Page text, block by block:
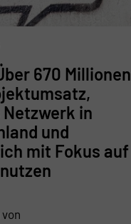
670 Millionen
in
und
mit Fokus auf